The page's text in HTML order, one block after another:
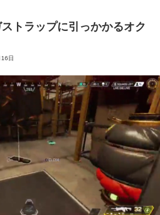
トラップに引っかかるオク
日